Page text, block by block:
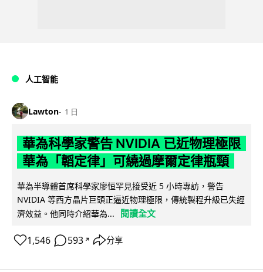
人工智能
Lawton 1 日
華為科學家警告 NVIDIA 已近物理極限
華為「韜定律」可繞過摩爾定律瓶頸
華為半導體首席科學家廖恒罕見接受近 5 小時專訪，警告
NVIDIA 等西方晶片巨頭正逼近物理極限，傳統製程升級已失經
濟效益。他同時介紹華為...
閱讀全文
1,546 593 ↗ 分享